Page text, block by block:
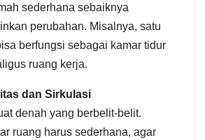
sederhana sebaiknya
perubahan. Misalnya, satu
berfungsi sebagai kamar tidur
ruang kerja.
dan Sirkulasi
denah yang berbelit-belit.
ruang harus sederhana, agar